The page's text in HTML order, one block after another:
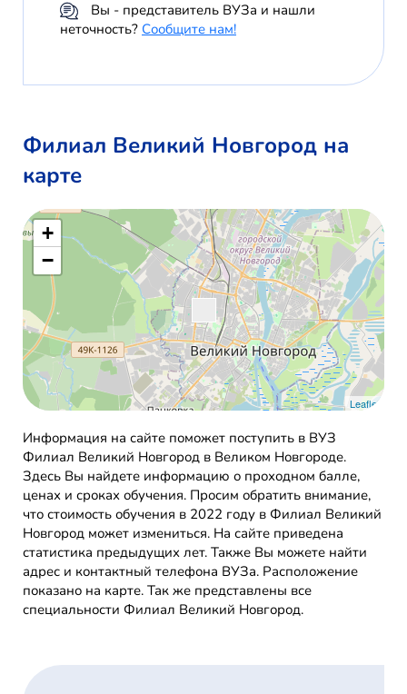
Вы - представитель ВУЗа и нашли
неточность? Сообщите нам!
Филиал Великий Новгород на
карте
+
−
Leaflet
Информация на сайте поможет поступить в ВУЗ
Филиал Великий Новгород в Великом Новгороде.
Здесь Вы найдете информацию о проходном балле,
ценах и сроках обучения. Просим обратить внимание,
что стоимость обучения в 2022 году в Филиал Великий
Новгород может измениться. На сайте приведена
статистика предыдущих лет. Также Вы можете найти
адрес и контактный телефона ВУЗа. Расположение
показано на карте. Так же представлены все
специальности Филиал Великий Новгород.